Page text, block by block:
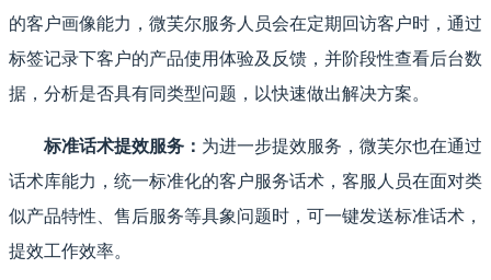
的客户画像能力，微芙尔服务人员会在定期回访客户时，通过
标签记录下客户的产品使用体验及反馈，并阶段性查看后台数
据，分析是否具有同类型问题，以快速做出解决方案。
标准话术提效服务： 为进一步提效服务，微芙尔也在通过
话术库能力，统一标准化的客户服务话术，客服人员在面对类
似产品特性、售后服务等具象问题时，可一键发送标准话术，
提效工作效率。